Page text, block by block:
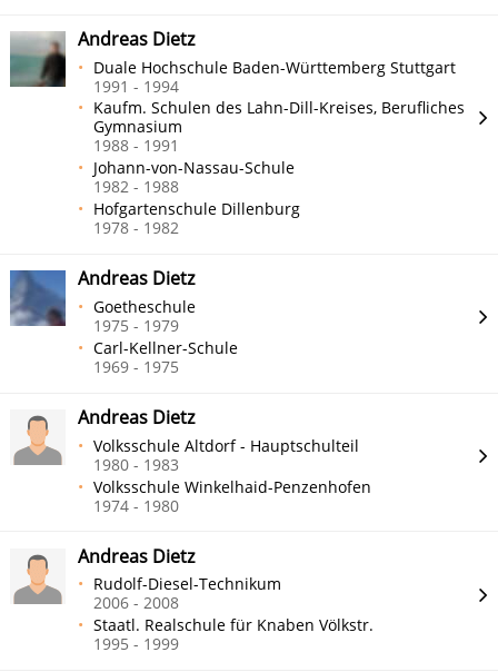
Andreas Dietz
Duale Hochschule Baden-Württemberg Stuttgart
1991 - 1994
Kaufm. Schulen des Lahn-Dill-Kreises, Berufliches
Gymnasium
1988 - 1991
Johann-von-Nassau-Schule
1982 - 1988
Hofgartenschule Dillenburg
1978 - 1982
Andreas Dietz
Goetheschule
1975 - 1979
Carl-Kellner-Schule
1969 - 1975
Andreas Dietz
Volksschule Altdorf - Hauptschulteil
1980 - 1983
Volksschule Winkelhaid-Penzenhofen
1974 - 1980
Andreas Dietz
Rudolf-Diesel-Technikum
2006 - 2008
Staatl. Realschule für Knaben Völkstr.
1995 - 1999